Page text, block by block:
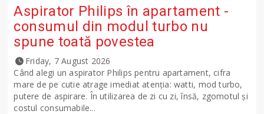
Aspirator Philips în apartament -
consumul din modul turbo nu
spune toată povestea
Friday, 7 August 2026
Când alegi un aspirator Philips pentru apartament, cifra
mare de pe cutie atrage imediat atenția: watti, mod turbo,
putere de aspirare. În utilizarea de zi cu zi, însă, zgomotul și
costul consumabile...